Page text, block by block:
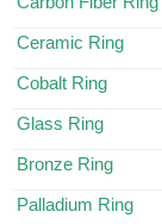
Ceramic Ring
Cobalt Ring
Glass Ring
Bronze Ring
Palladium Ring